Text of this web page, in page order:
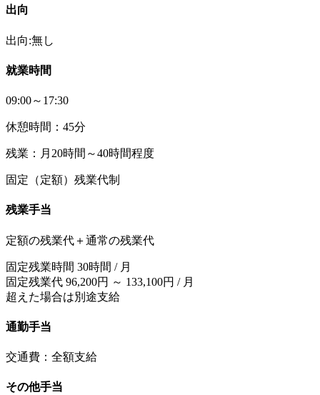
出向
出向:無し
就業時間
09:00～17:30
休憩時間：45分
残業：月20時間～40時間程度
固定（定額）残業代制
残業手当
定額の残業代＋通常の残業代
固定残業時間 30時間 / 月
固定残業代 96,200円 ～ 133,100円 / 月
超えた場合は別途支給
通勤手当
交通費：全額支給
その他手当